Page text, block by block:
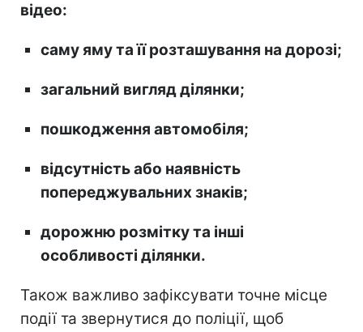
відео:
саму яму та її розташування на дорозі;
загальний вигляд ділянки;
пошкодження автомобіля;
відсутність або наявність
попереджувальних знаків;
дорожню розмітку та інші
особливості ділянки.
Також важливо зафіксувати точне місце
події та звернутися до поліції, щоб